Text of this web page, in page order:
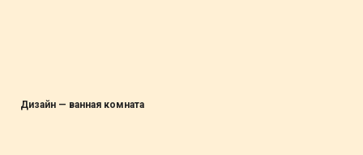
Дизайн — ванная комната